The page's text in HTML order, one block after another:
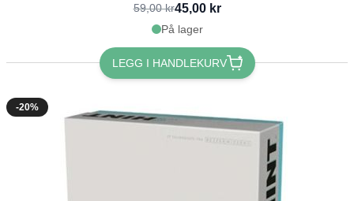
59,00 kr45,00 kr
På lager
LEGG I HANDLEKURV
-20%